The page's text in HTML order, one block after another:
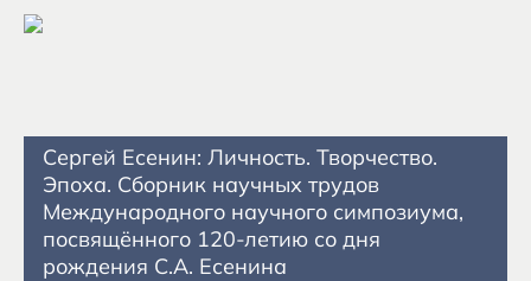
Сергей Есенин: Личность. Творчество.
Эпоха. Сборник научных трудов
Международного научного симпозиума,
посвящённого 120-летию со дня
рождения С.А. Есенина